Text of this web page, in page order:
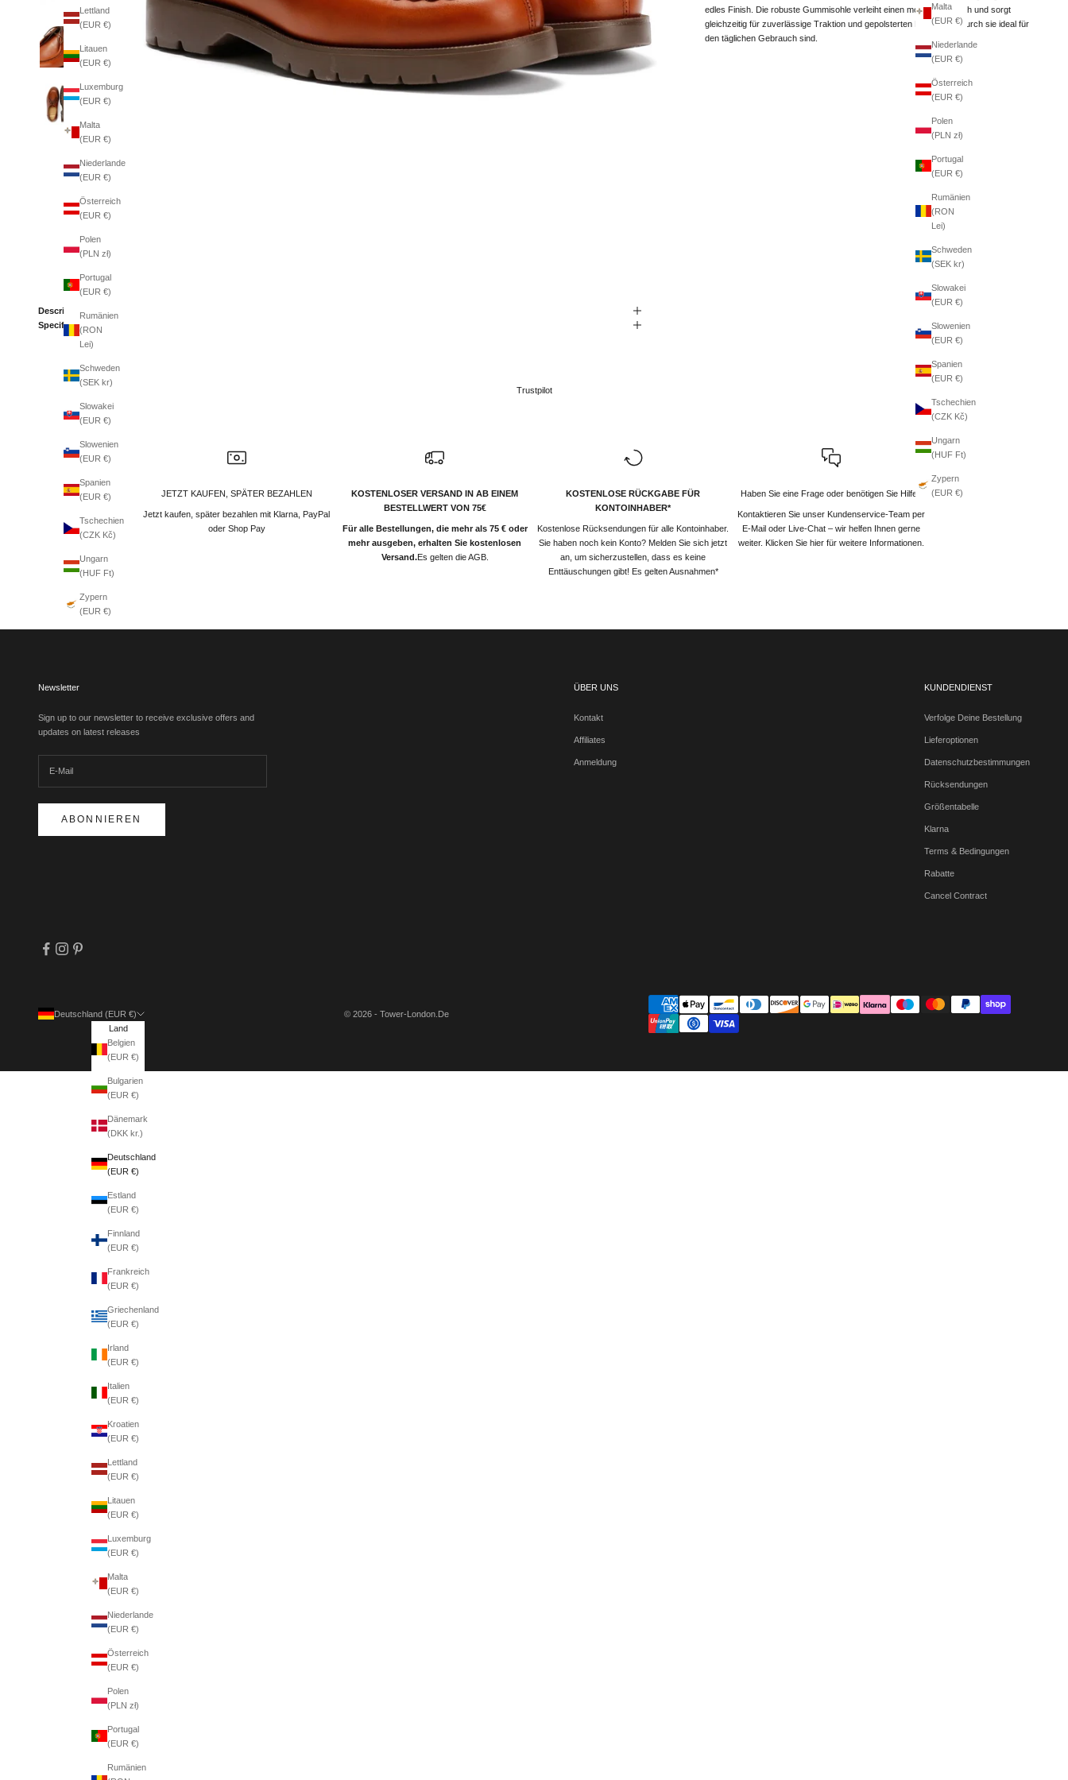
Malta
(EUR €)
Niederlande
(EUR €)
Österreich
(EUR €)
Polen
(PLN zł)
Portugal
(EUR €)
Rumänien
(RON
Lei)
Schweden
(SEK kr)
Slowakei
(EUR €)
Slowenien
(EUR €)
Spanien
(EUR €)
Tschechien
(CZK Kč)
Ungarn
(HUF Ft)
Zypern
(EUR €)
Lettland
(EUR €)
Litauen
(EUR €)
Luxemburg
(EUR €)
Malta
(EUR €)
Niederlande
(EUR €)
Österreich
(EUR €)
Polen
(PLN zł)
Portugal
(EUR €)
Rumänien
(RON
Lei)
Schweden
(SEK kr)
Slowakei
(EUR €)
Slowenien
(EUR €)
Spanien
(EUR €)
Tschechien
(CZK Kč)
Ungarn
(HUF Ft)
Zypern
(EUR €)
edles Finish. Die robuste Gummisohle verleiht einen modernen Touch und sorgt
gleichzeitig für zuverlässige Traktion und gepolsterten Komfort, wodurch sie ideal für
den täglichen Gebrauch sind.
Description
Specifications
Trustpilot
JETZT KAUFEN, SPÄTER BEZAHLEN
Jetzt kaufen, später bezahlen mit Klarna, PayPal
oder Shop Pay
KOSTENLOSER VERSAND IN AB EINEM
BESTELLWERT VON 75€
Für alle Bestellungen, die mehr als 75 € oder
mehr ausgeben, erhalten Sie kostenlosen
Versand.Es gelten die AGB.
KOSTENLOSE RÜCKGABE FÜR
KONTOINHABER*
Kostenlose Rücksendungen für alle Kontoinhaber.
Sie haben noch kein Konto? Melden Sie sich jetzt
an, um sicherzustellen, dass es keine
Enttäuschungen gibt! Es gelten Ausnahmen*
Haben Sie eine Frage oder benötigen Sie Hilfe?
Kontaktieren Sie unser Kundenservice-Team per
E-Mail oder Live-Chat – wir helfen Ihnen gerne
weiter. Klicken Sie hier für weitere Informationen.
Newsletter
Sign up to our newsletter to receive exclusive offers and
updates on latest releases
ABONNIEREN
ÜBER UNS
Kontakt
Affiliates
Anmeldung
KUNDENDIENST
Verfolge Deine Bestellung
Lieferoptionen
Datenschutzbestimmungen
Rücksendungen
Größentabelle
Klarna
Terms & Bedingungen
Rabatte
Cancel Contract
Deutschland (EUR €)
Land
Belgien
(EUR €)
Bulgarien
(EUR €)
Dänemark
(DKK kr.)
Deutschland
(EUR €)
Estland
(EUR €)
Finnland
(EUR €)
Frankreich
(EUR €)
Griechenland
(EUR €)
Irland
(EUR €)
Italien
(EUR €)
Kroatien
(EUR €)
Lettland
(EUR €)
Litauen
(EUR €)
Luxemburg
(EUR €)
Malta
(EUR €)
Niederlande
(EUR €)
Österreich
(EUR €)
Polen
(PLN zł)
Portugal
(EUR €)
Rumänien
© 2026 - Tower-London.De